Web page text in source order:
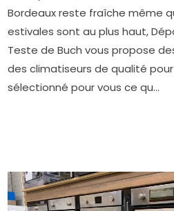
Bordeaux reste fraîche même
estivales sont au plus haut,
Teste de Buch vous propose
des climatiseurs de qualité
sélectionné pour vous ce qu...